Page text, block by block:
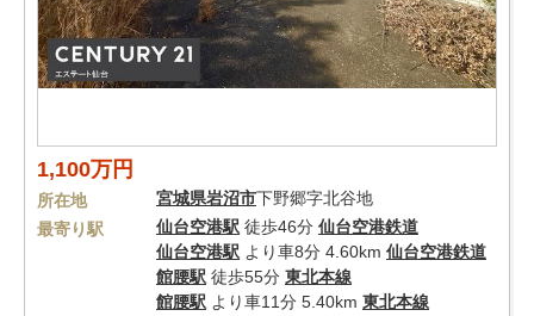
1,100万円
所在地 宮城県岩沼市下野郷字北谷地
最寄り駅
仙台空港駅 徒歩46分 仙台空港鉄道
仙台空港駅 より車8分 4.60km 仙台空港鉄道
館腰駅 徒歩55分 東北本線
館腰駅 より車11分 5.40km 東北本線